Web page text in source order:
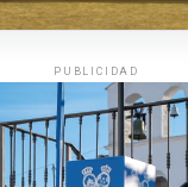
PUBLICIDAD